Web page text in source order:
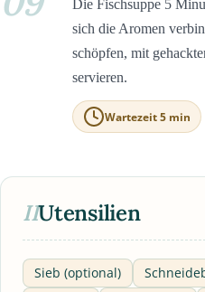
Die Fischsuppe 5
sich die Aromen
schöpfen, mit
servieren.
Wartezeit 5 min
IIUtensilien
Sieb (optional)